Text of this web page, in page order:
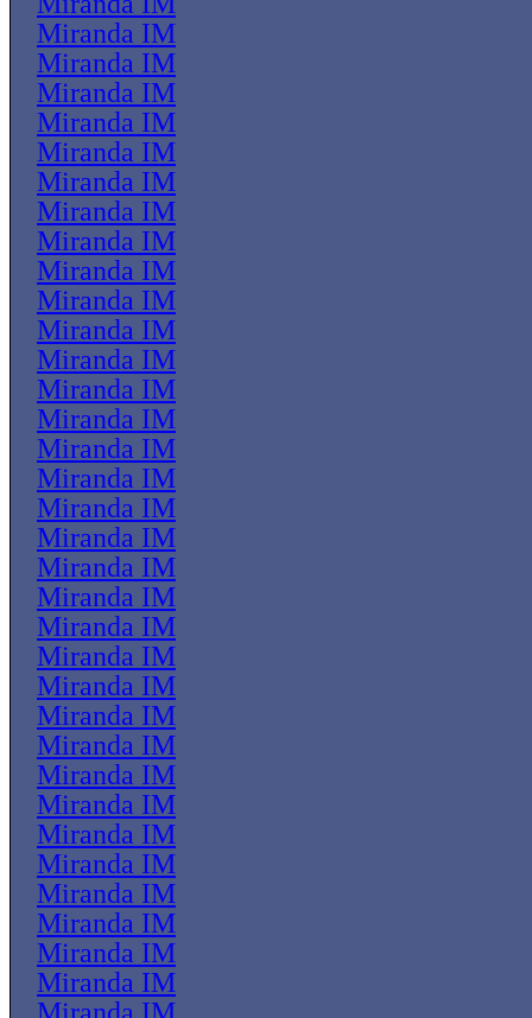
Miranda IM
Miranda IM
Miranda IM
Miranda IM
Miranda IM
Miranda IM
Miranda IM
Miranda IM
Miranda IM
Miranda IM
Miranda IM
Miranda IM
Miranda IM
Miranda IM
Miranda IM
Miranda IM
Miranda IM
Miranda IM
Miranda IM
Miranda IM
Miranda IM
Miranda IM
Miranda IM
Miranda IM
Miranda IM
Miranda IM
Miranda IM
Miranda IM
Miranda IM
Miranda IM
Miranda IM
Miranda IM
Miranda IM